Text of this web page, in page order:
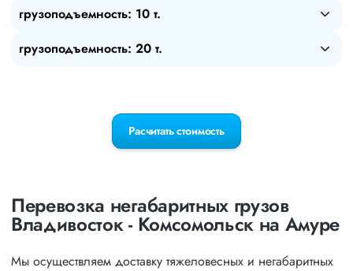
грузоподъемность: 10 т.
грузоподъемность: 20 т.
Расчитать стоимость
Перевозка негабаритных грузов
Владивосток - Комсомольск на Амуре
Мы осуществляем доставку тяжеловесных и негабаритных